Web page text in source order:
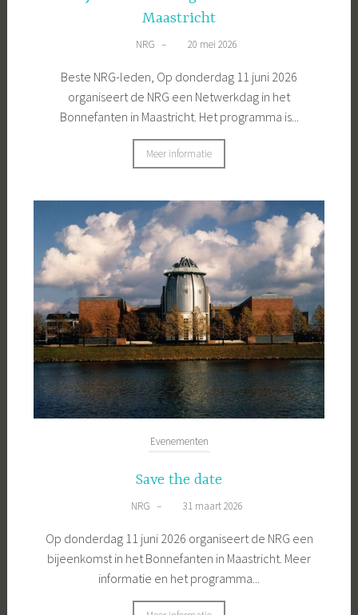
Maastricht
NRG – 20 mei 2026
Beste NRG-leden, Op donderdag 11 juni 2026
organiseert de NRG een Netwerkdag in het
Bonnefanten in Maastricht. Het programma is...
Meer informatie
Evenementen
Save the date
NRG – 31 maart 2026
Op donderdag 11 juni 2026 organiseert de NRG een
bijeenkomst in het Bonnefanten in Maastricht. Meer
informatie en het programma...